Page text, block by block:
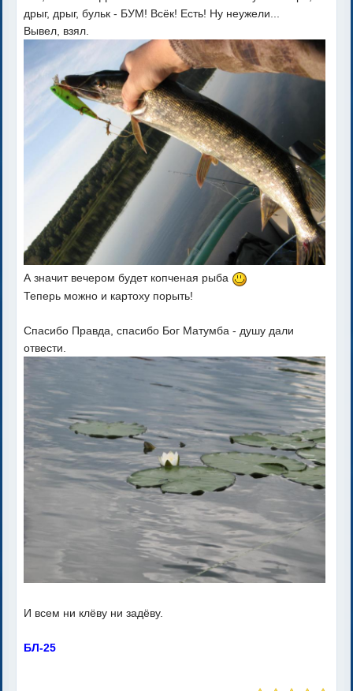
дрыг, дрыг, бульк - БУМ! Всёк! Есть! Ну неужели...
Вывел, взял.
А значит вечером будет копченая рыба
Теперь можно и картоху порыть!
Спасибо Правда, спасибо Бог Матумба - душу дали
отвести.
И всем ни клёву ни задёву.
БЛ-25